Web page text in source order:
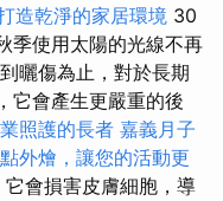
造乾淨的家居環境 30
季使用太陽的光線不再
曬傷為止，對於長期
它會產生更嚴重的後
照護的長者 嘉義月子
外燴，讓您的活動更
它會損害皮膚細胞，導